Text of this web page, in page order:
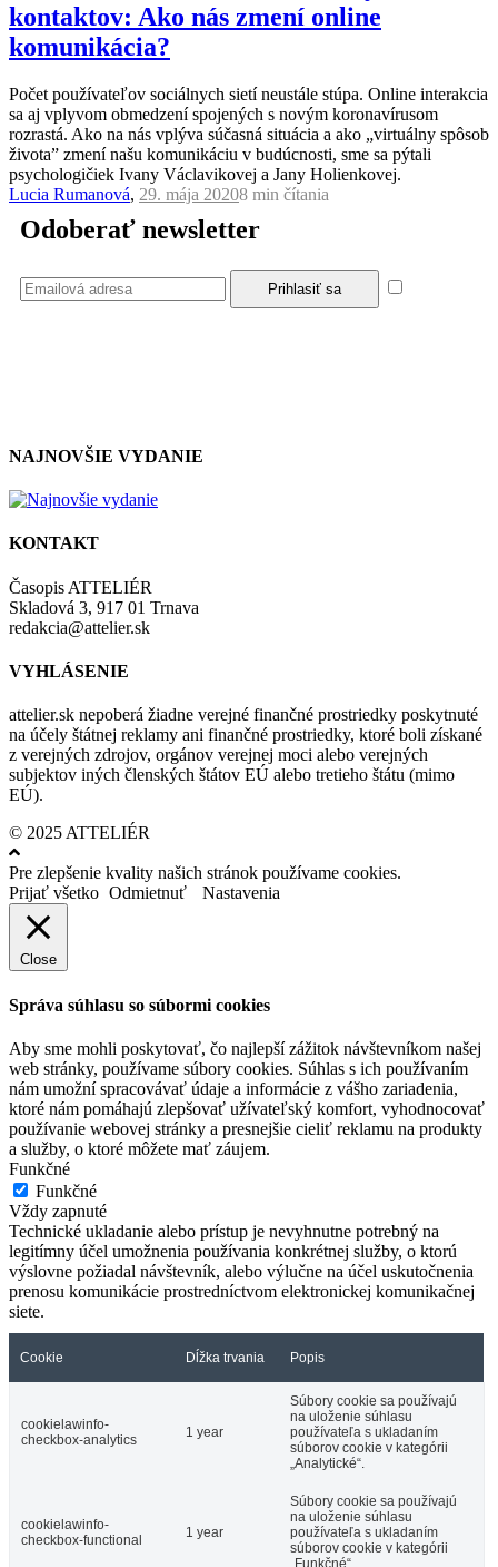
kontaktov: Ako nás zmení online
komunikácia?
Počet používateľov sociálnych sietí neustále stúpa. Online interakcia
sa aj vplyvom obmedzení spojených s novým koronavírusom
rozrastá. Ako na nás vplýva súčasná situácia a ako „virtuálny spôsob
života” zmení našu komunikáciu v budúcnosti, sme sa pýtali
psychologičiek Ivany Václavikovej a Jany Holienkovej.
Lucia Rumanová, 29. mája 20208 min čítania
Odoberať newsletter
NAJNOVŠIE VYDANIE
KONTAKT
Časopis ATTELIÉR
Skladová 3, 917 01 Trnava
redakcia@attelier.sk
VYHLÁSENIE
attelier.sk nepoberá žiadne verejné finančné prostriedky poskytnuté
na účely štátnej reklamy ani finančné prostriedky, ktoré boli získané
z verejných zdrojov, orgánov verejnej moci alebo verejných
subjektov iných členských štátov EÚ alebo tretieho štátu (mimo
EÚ).
© 2025 ATTELIÉR
Pre zlepšenie kvality našich stránok používame cookies.
Prijať všetko Odmietnuť Nastavenia
Close
Správa súhlasu so súbormi cookies
Aby sme mohli poskytovať, čo najlepší zážitok návštevníkom našej
web stránky, používame súbory cookies. Súhlas s ich používaním
nám umožní spracovávať údaje a informácie z vášho zariadenia,
ktoré nám pomáhajú zlepšovať užívateľský komfort, vyhodnocovať
používanie webovej stránky a presnejšie cieliť reklamu na produkty
a služby, o ktoré môžete mať záujem.
Funkčné
Funkčné
Vždy zapnuté
Technické ukladanie alebo prístup je nevyhnutne potrebný na
legitímny účel umožnenia používania konkrétnej služby, o ktorú
výslovne požiadal návštevník, alebo výlučne na účel uskutočnenia
prenosu komunikácie prostredníctvom elektronickej komunikačnej
siete.
Cookie Dĺžka trvania Popis
cookielawinfo-
checkbox-analytics
1 year
Súbory cookie sa používajú
na uloženie súhlasu
používateľa s ukladaním
súborov cookie v kategórii
„Analytické“.
cookielawinfo-
checkbox-functional
1 year
Súbory cookie sa používajú
na uloženie súhlasu
používateľa s ukladaním
súborov cookie v kategórii
„Funkčné“.